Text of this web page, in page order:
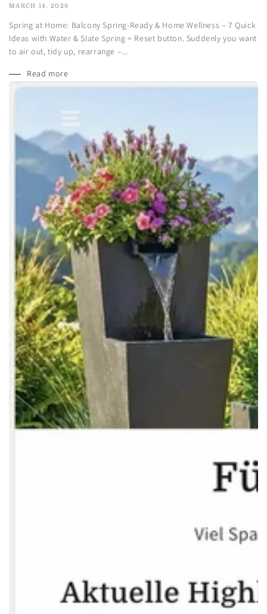
MARCH 14, 2026
Spring at Home: Balcony Spring-Ready & Home Wellness – 7 Quick
Ideas with Water & Slate Spring = Reset button. Suddenly you want
to air out, tidy up, rearrange –...
Read more